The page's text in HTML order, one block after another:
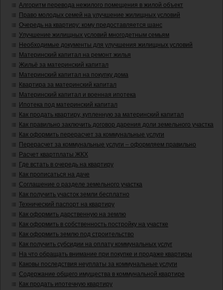
Алгоритм перевода нежилого помещения в жилой объект
Право молодых семей на улучшение жилищных условий
Очередь на квартиру: кому предоставляется шанс
Улучшение жилищных условий многодетным семьям
Необходимые документы для улучшения жилищных условий
Материнский капитал на ремонт жилья
Жильё за материнский капитал
Материнский капитал на покупку дома
Квартира за материнский капитал
Материнский капитал и военная ипотека
Ипотека под материнский капитал
Как продать квартиру, купленную за материнский капитал
Как правильно заключить договор дарения доли земельного участка
Как оформить перерасчет за коммунальные услуги
Перерасчет за коммунальные услуги – оформляем правильно
Расчет квартплаты ЖКХ
Где встать в очередь на квартиру
Как прописаться на даче
Соглашение о разделе земельного участка
Как получить участок земли бесплатно
Технический паспорт на квартиру
Как оформить дарственную на землю
Как оформить в собственность постройку на участке
Как оформить землю под строительство
Как получить субсидии на оплату коммунальных услуг
На что обращать внимание при покупке и продаже квартиры
Каковы последствия неуплаты за коммунальные услуги
Содержание общего имущества в коммунальной квартире
Как продать ипотечную квартиру